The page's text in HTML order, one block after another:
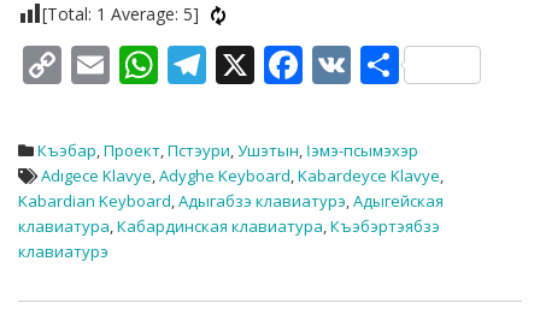
[Total: 1 Average: 5]
C
p
y
Li
n
k
E
ai
l
W
at
s
A
p
T
e
gr
a
X F
e
b
o
k
V S
ar
e
Къэбар,Проект,Пстэури,Ушэтын, Ӏэмэ-псымэхэр
Adıgece Klavye,Adyghe Keyboard,Kabardeyce Klavye,
Kabardian Keyboard,Адыгабзэ клавиатурэ,Адыгейская
клавиатура,Кабардинская клавиатура,Къэбэртэябзэ
клавиатурэ